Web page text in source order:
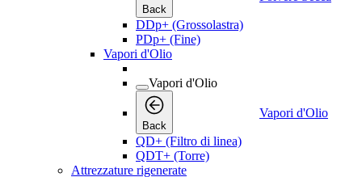
Back
DDp+ (Grossolastra)
PDp+ (Fine)
Vapori d'Olio
Vapori d'Olio
Back
Vapori d'Olio
QD+ (Filtro di linea)
QDT+ (Torre)
Attrezzature rigenerate